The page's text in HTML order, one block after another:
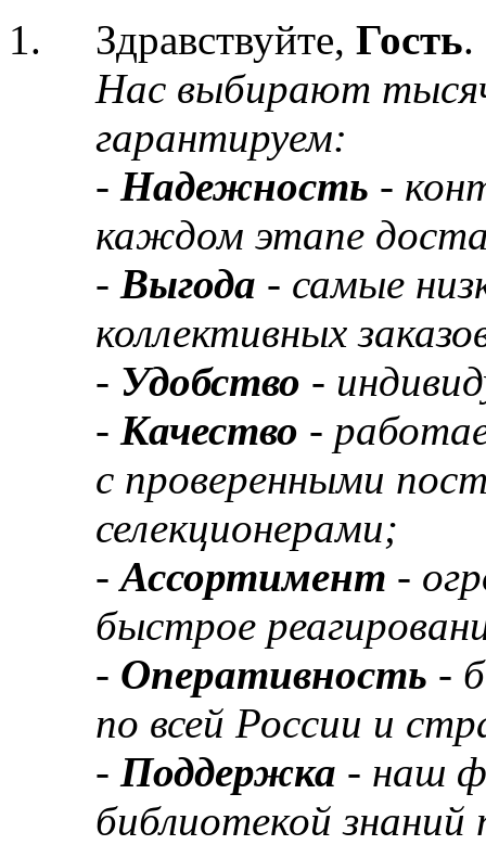
Здравствуйте, Гость.
Нас выбирают
гарантируем:
- Надежность -
каждом этапе
- Выгода - самые
коллективных
- Удобство -
- Качество -
с проверенными
селекционерами;
-Ассортимент -
быстрое
- Оперативность -
по всей России и
- Поддержка - наш
библиотекой